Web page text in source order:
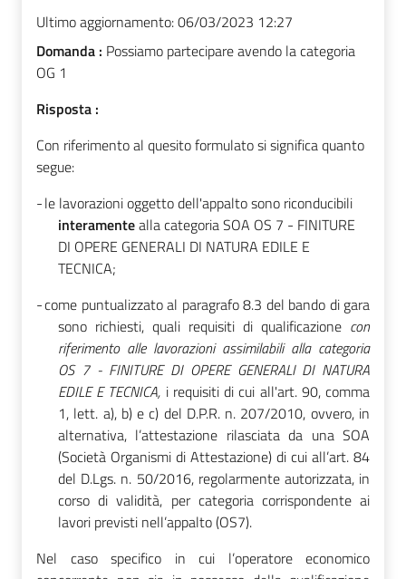
Ultimo aggiornamento:06/03/2023 12:27
Domanda : Possiamo partecipare avendo la categoria
OG 1
Risposta :
Con riferimento al quesito formulato si significa quanto
segue:
-le lavorazioni oggetto dell'appalto sono riconducibili
interamentealla categoria SOA OS 7 - FINITURE
DI OPERE GENERALI DI NATURA EDILE E
TECNICA;
-come puntualizzato al paragrafo 8.3 del bando di gara
sono richiesti, quali requisiti di qualificazione con
riferimento alle lavorazioni assimilabili alla categoria
OS 7 - FINITURE DI OPERE GENERALI DI NATURA
EDILE E TECNICA, i requisiti di cui all'art. 90, comma
1, lett. a), b) e c) del D.P.R. n. 207/2010, ovvero, in
alternativa, l’attestazione rilasciata da una SOA
(Società Organismi di Attestazione) di cui all’art. 84
del D.Lgs. n. 50/2016, regolarmente autorizzata, in
corso di validità, per categoria corrispondente ai
lavori previsti nell’appalto (OS7).
Nel caso specifico in cui l’operatore economico